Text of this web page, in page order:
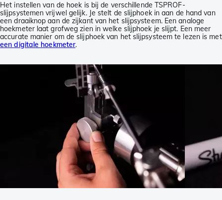
Het instellen van de hoek is bij de verschillende TSPROF-
slijpsystemen vrijwel gelijk. Je stelt de slijphoek in aan de hand van
een draaiknop aan de zijkant van het slijpsysteem. Een analoge
hoekmeter laat grofweg zien in welke slijphoek je slijpt. Een meer
accurate manier om de slijphoek van het slijpsysteem te lezen is met
een digitale hoekmeter.